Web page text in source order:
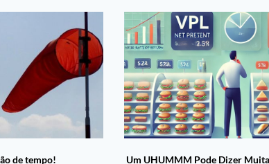
de tempo! Um UHUMMM Pode Dizer